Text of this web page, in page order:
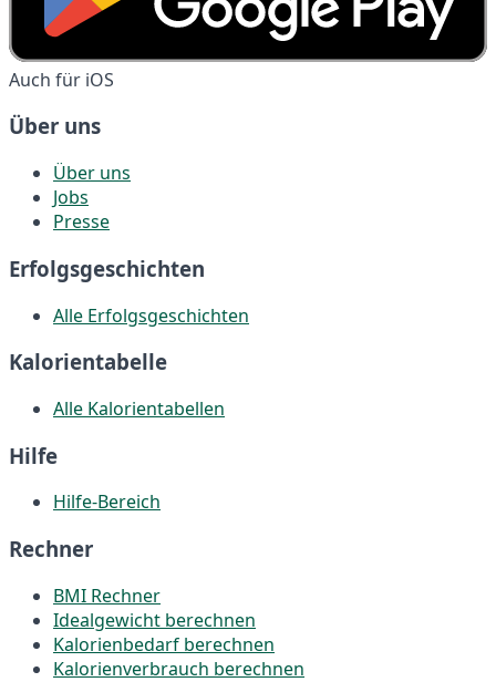
Auch für iOS
Über uns
Über uns
Jobs
Presse
Erfolgsgeschichten
Alle Erfolgsgeschichten
Kalorientabelle
Alle Kalorientabellen
Hilfe
Hilfe-Bereich
Rechner
BMI Rechner
Idealgewicht berechnen
Kalorienbedarf berechnen
Kalorienverbrauch berechnen